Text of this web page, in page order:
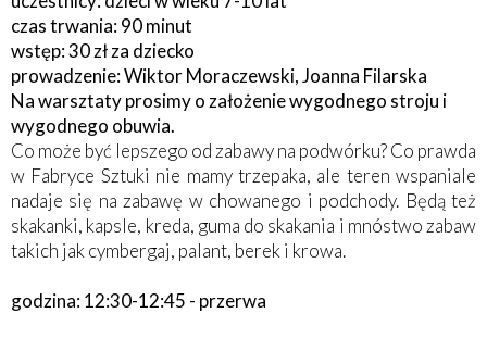
czas trwania: 90 minut
wstęp: 30 zł za dziecko
prowadzenie: Wiktor Moraczewski, Joanna Filarska
Na warsztaty prosimy o założenie wygodnego stroju i
wygodnego obuwia.
Co może być lepszego od zabawy na podwórku? Co prawda
w Fabryce Sztuki nie mamy trzepaka, ale teren wspaniale
nadaje się na zabawę w chowanego i podchody. Będą też
skakanki, kapsle, kreda, guma do skakania i mnóstwo zabaw
takich jak cymbergaj, palant, berek i krowa.
godzina: 12:30-12:45 - przerwa